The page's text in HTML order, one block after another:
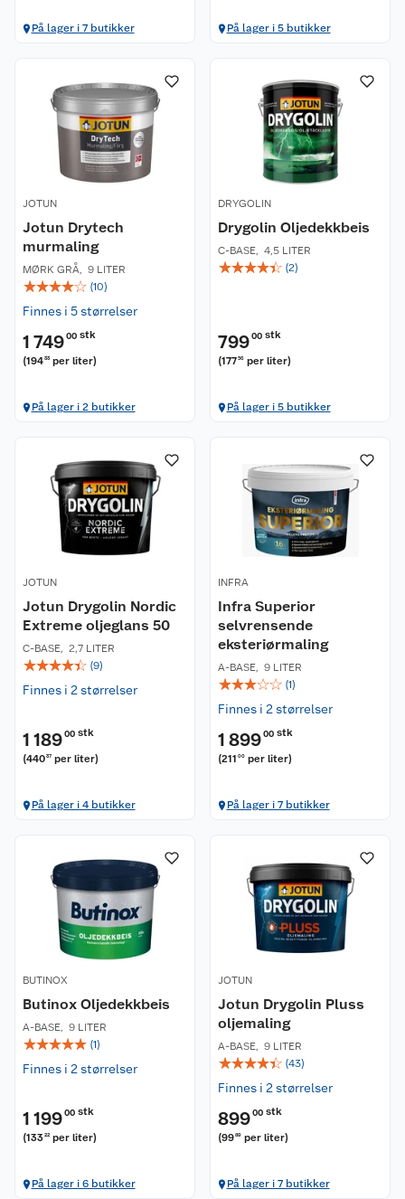
På lager i 7 butikker På lager i 5 butikker
JOTUN
Jotun Drytech
murmaling
MØRK GRÅ, 9 LITER
☆☆☆☆☆ (10)
Finnes i 5 størrelser
1 74900 stk
(19433 per liter)
På lager i 2 butikker
DRYGOLIN
Drygolin Oljedekkbeis
C-BASE, 4,5 LITER
☆☆☆☆☆ (2)
79900 stk
(17756 per liter)
På lager i 5 butikker
JOTUN
Jotun Drygolin Nordic
Extreme oljeglans 50
C-BASE, 2,7 LITER
☆☆☆☆☆ (9)
Finnes i 2 størrelser
1 18900 stk
(44037 per liter)
På lager i 4 butikker
INFRA
Infra Superior
selvrensende
eksteriørmaling
A-BASE, 9 LITER
☆☆☆☆☆ (1)
Finnes i 2 størrelser
1 89900 stk
(211 00 per liter)
På lager i 7 butikker
BUTINOX
Butinox Oljedekkbeis
A-BASE, 9 LITER
☆☆☆☆☆ (1)
Finnes i 2 størrelser
1 19900 stk
(13322 per liter)
På lager i 6 butikker
JOTUN
Jotun Drygolin Pluss
oljemaling
A-BASE, 9 LITER
☆☆☆☆☆ (43)
Finnes i 2 størrelser
89900 stk
(9989 per liter)
På lager i 7 butikker